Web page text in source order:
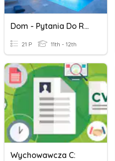
Dom - Pytania Do Rozmowy Wstępnej
21 P 11th - 12th
Wychowawcza C: